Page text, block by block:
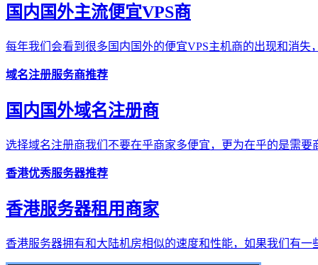
国内国外主流便宜VPS商
每年我们会看到很多国内国外的便宜VPS主机商的出现和消
域名注册服务商推荐
国内国外域名注册商
选择域名注册商我们不要在乎商家多便宜，更为在乎的是需
香港优秀服务器推荐
香港服务器租用商家
香港服务器拥有和大陆机房相似的速度和性能，如果我们有